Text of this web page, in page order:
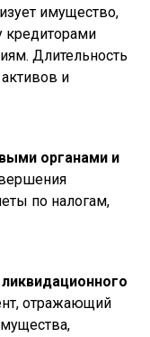
имущество,
кредиторами
Длительность
активов и
органами и
по налогам,
отражающий